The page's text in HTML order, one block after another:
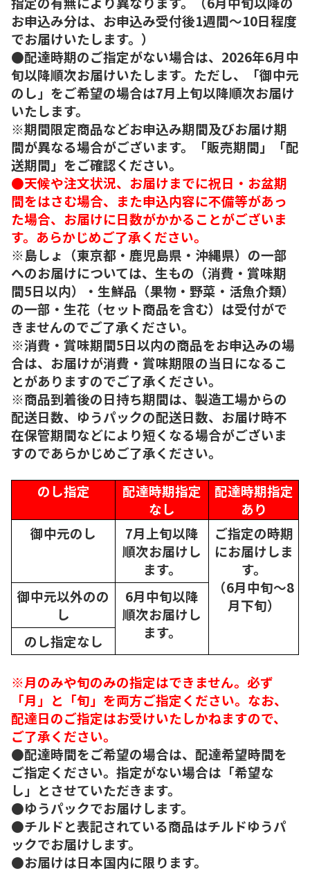
お申込み分は、お申込み受付後1週間～10日程度
でお届けいたします。）
●配達時期のご指定がない場合は、2026年6月中
旬以降順次お届けいたします。ただし、「御中元
のし」をご希望の場合は7月上旬以降順次お届け
いたします。
※期間限定商品などお申込み期間及びお届け期
間が異なる場合がございます。「販売期間」「配
送期間」をご確認ください。
●天候や注文状況、お届けまでに祝日・お盆期
間をはさむ場合、また申込内容に不備等があっ
た場合、お届けに日数がかかることがございま
す。あらかじめご了承ください。
※島しょ（東京都・鹿児島県・沖縄県）の一部
へのお届けについては、生もの（消費・賞味期
間5日以内）・生鮮品（果物・野菜・活魚介類）
の一部・生花（セット商品を含む）は受付がで
きませんのでご了承ください。
※消費・賞味期間5日以内の商品をお申込みの場
合は、お届けが消費・賞味期限の当日になるこ
とがありますのでご了承ください。
※商品到着後の日持ち期間は、製造工場からの
配送日数、ゆうパックの配送日数、お届け時不
在保管期間などにより短くなる場合がございま
すのであらかじめご了承ください。
のし指定
配達時期指定
なし
配達時期指定
あり
御中元のし
7月上旬以降
順次お届けし
ます。
ご指定の時期
にお届けしま
す。
（6月中旬～8
月下旬）
御中元以外のの
し
6月中旬以降
順次お届けし
ます。
のし指定なし
※月のみや旬のみの指定はできません。必ず
「月」と「旬」を両方ご指定ください。なお、
配達日のご指定はお受けいたしかねますので、
ご了承ください。
●配達時間をご希望の場合は、配達希望時間を
ご指定ください。指定がない場合は「希望な
し」とさせていただきます。
●ゆうパックでお届けします。
●チルドと表記されている商品はチルドゆうパ
ックでお届けします。
●お届けは日本国内に限ります。